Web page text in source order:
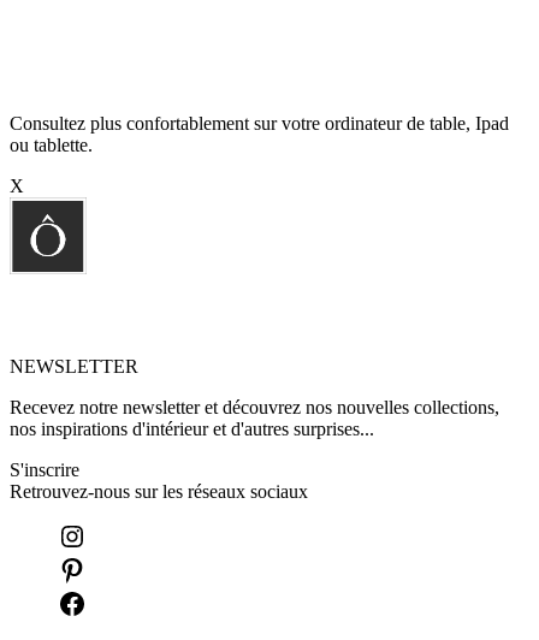
Consultez plus confortablement sur votre ordinateur de table, Ipad
ou tablette.
X
NEWSLETTER
Recevez notre newsletter et découvrez nos nouvelles collections,
nos inspirations d'intérieur et d'autres surprises...
S'inscrire
Retrouvez-nous sur les réseaux sociaux